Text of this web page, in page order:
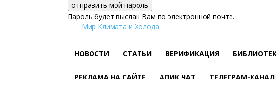
Пароль будет выслан Вам по электронной почте.
Мир Климата и Холода
НОВОСТИ СТАТЬИ ВЕРИФИКАЦИЯ
РЕКЛАМА НА САЙТЕ АПИК ЧАТ ТЕЛЕГРАМ-